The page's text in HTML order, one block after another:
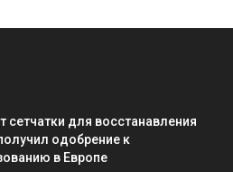
сетчатки для восстанавления
одобрение к
в Европе